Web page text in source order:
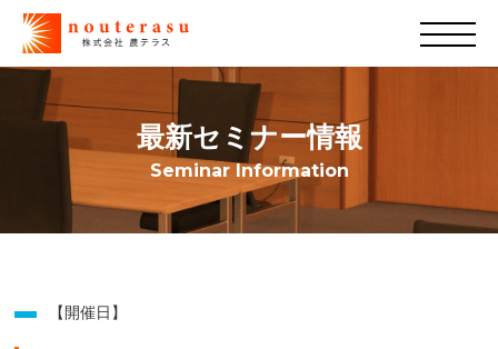
最新セミナー情報
Seminar Information
【開催日】